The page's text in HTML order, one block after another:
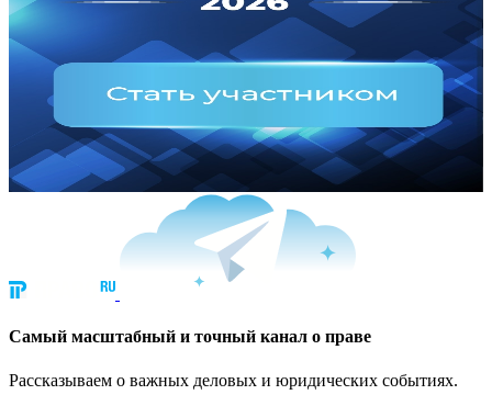
Cамый масштабный и точный канал о праве
Рассказываем о важных деловых и юридических событиях.